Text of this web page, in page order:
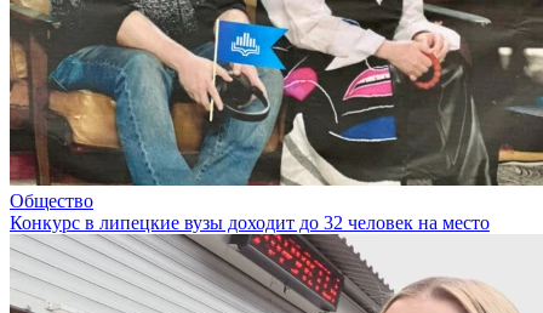
Общество
Конкурс в липецкие вузы доходит до 32 человек на место